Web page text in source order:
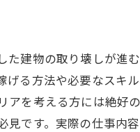
建物の取り壊しが進
る方法や必要なスキ
を考える方には絶好
です。実際の仕事内